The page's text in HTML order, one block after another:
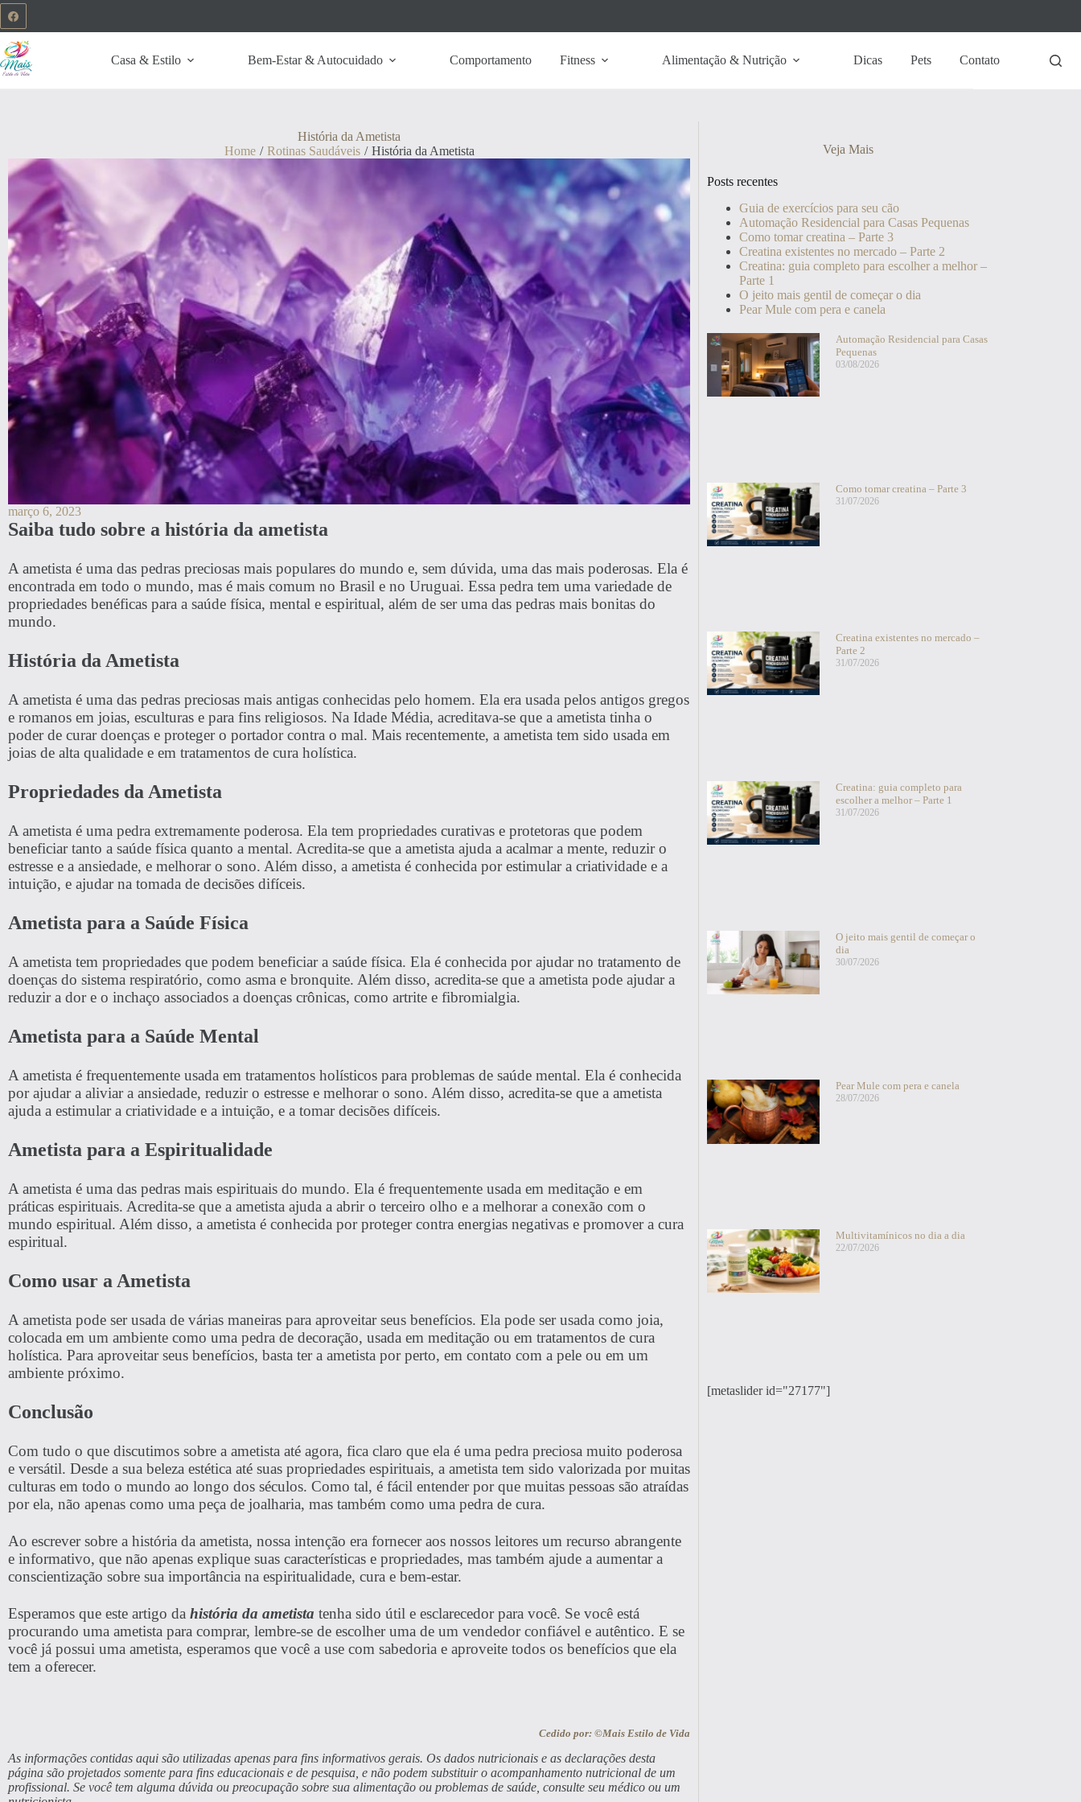
Casa & Estilo Bem-Estar & Autocuidado Comportamento Fitness Alimentação & Nutrição Dicas Pets Contato
História da Ametista
Home / Rotinas Saudáveis / História da Ametista
março 6, 2023
Saiba tudo sobre a história da ametista
A ametista é uma das pedras preciosas mais populares do mundo e, sem dúvida, uma das mais poderosas. Ela é
encontrada em todo o mundo, mas é mais comum no Brasil e no Uruguai. Essa pedra tem uma variedade de
propriedades benéficas para a saúde física, mental e espiritual, além de ser uma das pedras mais bonitas do
mundo.
História da Ametista
A ametista é uma das pedras preciosas mais antigas conhecidas pelo homem. Ela era usada pelos antigos gregos
e romanos em joias, esculturas e para fins religiosos. Na Idade Média, acreditava-se que a ametista tinha o
poder de curar doenças e proteger o portador contra o mal. Mais recentemente, a ametista tem sido usada em
joias de alta qualidade e em tratamentos de cura holística.
Propriedades da Ametista
A ametista é uma pedra extremamente poderosa. Ela tem propriedades curativas e protetoras que podem
beneficiar tanto a saúde física quanto a mental. Acredita-se que a ametista ajuda a acalmar a mente, reduzir o
estresse e a ansiedade, e melhorar o sono. Além disso, a ametista é conhecida por estimular a criatividade e a
intuição, e ajudar na tomada de decisões difíceis.
Ametista para a Saúde Física
A ametista tem propriedades que podem beneficiar a saúde física. Ela é conhecida por ajudar no tratamento de
doenças do sistema respiratório, como asma e bronquite. Além disso, acredita-se que a ametista pode ajudar a
reduzir a dor e o inchaço associados a doenças crônicas, como artrite e fibromialgia.
Ametista para a Saúde Mental
A ametista é frequentemente usada em tratamentos holísticos para problemas de saúde mental. Ela é conhecida
por ajudar a aliviar a ansiedade, reduzir o estresse e melhorar o sono. Além disso, acredita-se que a ametista
ajuda a estimular a criatividade e a intuição, e a tomar decisões difíceis.
Ametista para a Espiritualidade
A ametista é uma das pedras mais espirituais do mundo. Ela é frequentemente usada em meditação e em
práticas espirituais. Acredita-se que a ametista ajuda a abrir o terceiro olho e a melhorar a conexão com o
mundo espiritual. Além disso, a ametista é conhecida por proteger contra energias negativas e promover a cura
espiritual.
Como usar a Ametista
A ametista pode ser usada de várias maneiras para aproveitar seus benefícios. Ela pode ser usada como joia,
colocada em um ambiente como uma pedra de decoração, usada em meditação ou em tratamentos de cura
holística. Para aproveitar seus benefícios, basta ter a ametista por perto, em contato com a pele ou em um
ambiente próximo.
Conclusão
Com tudo o que discutimos sobre a ametista até agora, fica claro que ela é uma pedra preciosa muito poderosa
e versátil. Desde a sua beleza estética até suas propriedades espirituais, a ametista tem sido valorizada por muitas
culturas em todo o mundo ao longo dos séculos. Como tal, é fácil entender por que muitas pessoas são atraídas
por ela, não apenas como uma peça de joalharia, mas também como uma pedra de cura.
Ao escrever sobre a história da ametista, nossa intenção era fornecer aos nossos leitores um recurso abrangente
e informativo, que não apenas explique suas características e propriedades, mas também ajude a aumentar a
conscientização sobre sua importância na espiritualidade, cura e bem-estar.
Esperamos que este artigo da história da ametista tenha sido útil e esclarecedor para você. Se você está
procurando uma ametista para comprar, lembre-se de escolher uma de um vendedor confiável e autêntico. E se
você já possui uma ametista, esperamos que você a use com sabedoria e aproveite todos os benefícios que ela
tem a oferecer.
Cedido por: ©Mais Estilo de Vida
As informações contidas aqui são utilizadas apenas para fins informativos gerais. Os dados nutricionais e as declarações desta
página são projetados somente para fins educacionais e de pesquisa, e não podem substituir o acompanhamento nutricional de um
profissional. Se você tem alguma dúvida ou preocupação sobre sua alimentação ou problemas de saúde, consulte seu médico ou um
Veja Mais
Posts recentes
Guia de exercícios para seu cão
Automação Residencial para Casas Pequenas
Como tomar creatina – Parte 3
Creatina existentes no mercado – Parte 2
Creatina: guia completo para escolher a melhor –
Parte 1
O jeito mais gentil de começar o dia
Pear Mule com pera e canela
Automação Residencial para Casas
Pequenas
03/08/2026
Como tomar creatina – Parte 3
31/07/2026
Creatina existentes no mercado –
Parte 2
31/07/2026
Creatina: guia completo para
escolher a melhor – Parte 1
31/07/2026
O jeito mais gentil de começar o
dia
30/07/2026
Pear Mule com pera e canela
28/07/2026
Multivitamínicos no dia a dia
22/07/2026
[metaslider id="27177"]